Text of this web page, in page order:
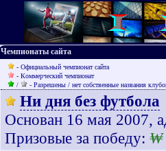
Чемпионаты сайта
- Официальный чемпионат сайта
- Коммерческий чемпионат
/ - Разрешены / нет собственные названия
Ни дня без футбола
Основан 16 мая 2007,
Призовые за победу: ₩